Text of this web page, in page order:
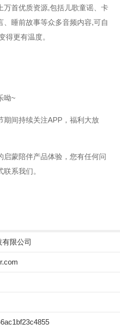
万首优质资源,包括儿歌童谣、卡
、睡前故事等众多音频内容,可自
得更有温度。
呦~
期间持续关注APP，福利大放
启蒙陪伴产品体验，您有任何问
系我们。
限公司